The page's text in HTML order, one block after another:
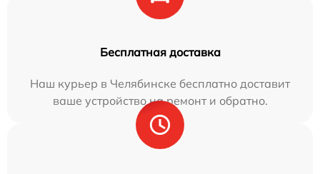
Бесплатная доставка
Наш курьер в Челябинске бесплатно доставит
ваше устройство на ремонт и обратно.